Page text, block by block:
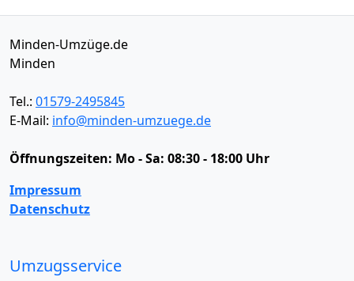
Minden-Umzüge.de
Minden
Tel.: 01579-2495845
E-Mail: info@minden-umzuege.de
Öffnungszeiten: Mo - Sa: 08:30 - 18:00 Uhr
Impressum
Datenschutz
Umzugsservice